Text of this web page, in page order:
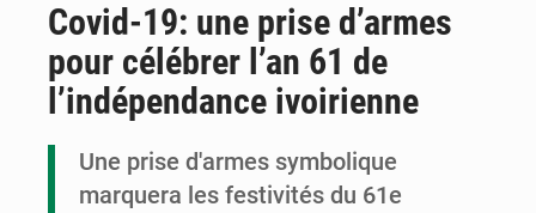
Compétitions africaines : la CAF ferme la porte à l’AC Léopards et à l’AS Otohô
Covid-19: une prise d’armes
pour célébrer l’an 61 de
l’indépendance ivoirienne
Une prise d'armes symbolique
marquera les festivités du 61e